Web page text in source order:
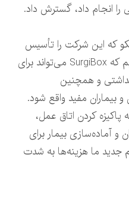
انجام داد، گسترش داد.
که این شرکت را تأسیس
کرده‌اند، می‌گویند: ما فکر می‌کنیم که SurgiBox می‌تواند برای
و همچنین
بیماران مفید واقع شود.
کردن اتاق عمل،
و آماده‌سازی بیمار برای
جدید ما هزینه‌ها به شدت